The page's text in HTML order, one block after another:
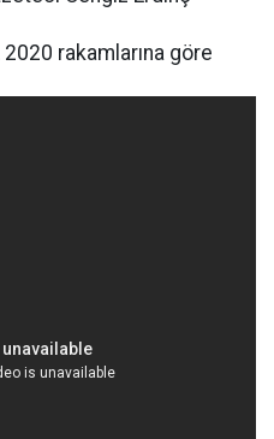
rakamlarına göre